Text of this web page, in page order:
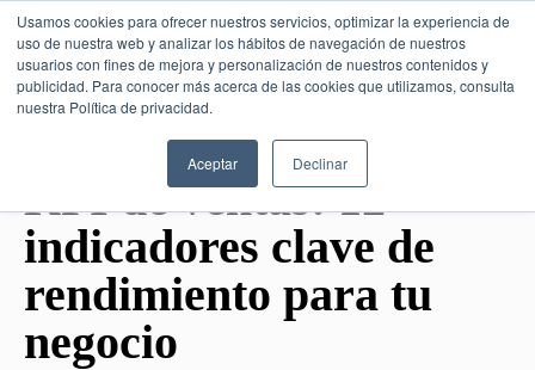
Usamos cookies para ofrecer nuestros servicios, optimizar la experiencia de
uso de nuestra web y analizar los hábitos de navegación de nuestros
usuarios con fines de mejora y personalización de nuestros contenidos y
publicidad. Para conocer más acerca de las cookies que utilizamos, consulta
nuestra Política de privacidad.
Aceptar Declinar
SESIÓN DE CONSULTORÍA GRATUITA
KPI de ventas: 12
indicadores clave de
rendimiento para tu
negocio